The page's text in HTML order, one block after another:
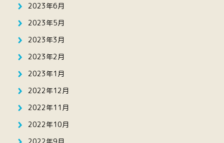
2023年6月
2023年5月
2023年3月
2023年2月
2023年1月
2022年12月
2022年11月
2022年10月